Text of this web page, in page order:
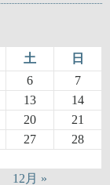
土 日
12月 »
6
7
13
14
20
21
27
28